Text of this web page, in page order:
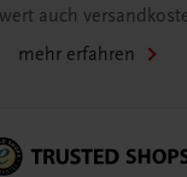
auch
mehr erfahren